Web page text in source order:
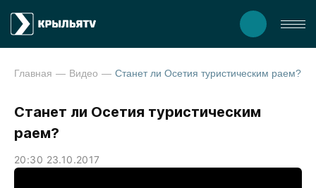
Главная Видео Станет ли Осетия туристическим раем?
Станет ли Осетия туристическим
раем?
20:30 23.10.2017